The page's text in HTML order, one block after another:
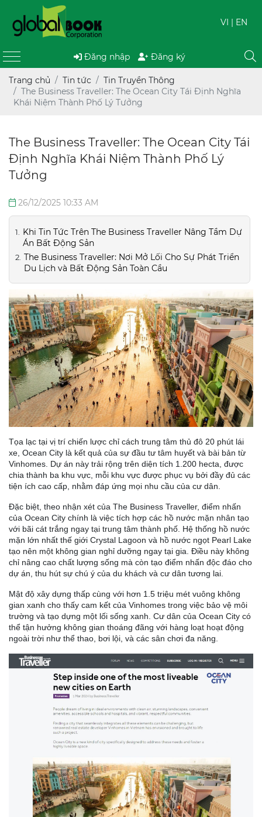
VI | EN
Đăng nhập Đăng ký
Trang chủ Tin tức
Tin Truyền Thông
The Business Traveller: The Ocean City Tái Định Nghĩa
Khái Niệm Thành Phố Lý Tưởng
The Business Traveller: The Ocean City Tái
Định Nghĩa Khái Niệm Thành Phố Lý
Tưởng
26/12/2025 10:33 AM
Khi Tin Tức Trên The Business Traveller Nâng Tầm Dự
Án Bất Động Sản
The Business Traveller: Nơi Mở Lối Cho Sự Phát Triển
Du Lịch và Bất Động Sản Toàn Cầu
Tọa lạc tại vị trí chiến lược chỉ cách trung tâm thủ đô 20 phút lái
xe, Ocean City là kết quả của sự đầu tư tâm huyết và bài bản từ
Vinhomes. Dự án này trải rộng trên diện tích 1.200 hecta, được
chia thành ba khu vực, mỗi khu vực được phục vụ bởi đầy đủ các
tiện ích cao cấp, nhằm đáp ứng mọi nhu cầu của cư dân.
Đặc biệt, theo nhận xét của The Business Traveller, điểm nhấn
của Ocean City chính là việc tích hợp các hồ nước mặn nhân tạo
với bãi cát trắng ngay tại trung tâm thành phố. Hệ thống hồ nước
mặn lớn nhất thế giới Crystal Lagoon và hồ nước ngọt Pearl Lake
tạo nên một không gian nghỉ dưỡng ngay tại gia. Điều này không
chỉ nâng cao chất lượng sống mà còn tạo điểm nhấn độc đáo cho
dự án, thu hút sự chú ý của du khách và cư dân tương lai.
Mật độ xây dựng thấp cùng với hơn 1.5 triệu mét vuông không
gian xanh cho thấy cam kết của Vinhomes trong việc bảo vệ môi
trường và tạo dựng một lối sống xanh. Cư dân của Ocean City có
thể tận hưởng không gian thoáng đãng với hàng loạt hoạt động
ngoài trời như thể thao, bơi lội, và các sân chơi đa năng.